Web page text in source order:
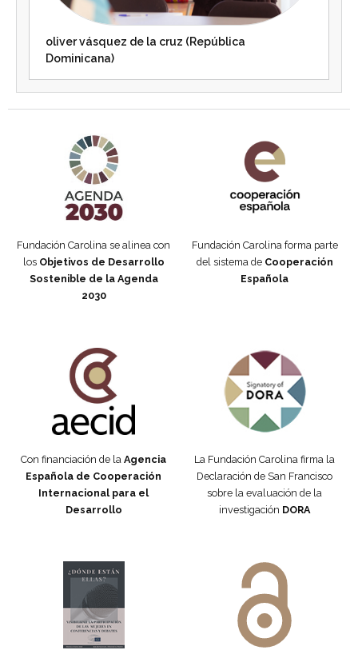
oliver vásquez de la cruz (República
Dominicana)
Fundación Carolina se alinea con
los Objetivos de Desarrollo
Sostenible de la Agenda
2030
Fundación Carolina forma parte
del sistema de Cooperación
Española
Con financiación de la Agencia
Española de Cooperación
Internacional para el
Desarrollo
La Fundación Carolina firma la
Declaración de San Francisco
sobre la evaluación de la
investigación DORA